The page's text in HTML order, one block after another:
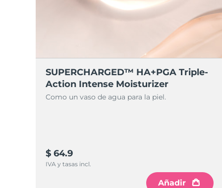
SUPERCHARGED™ HA+PGA Triple-
Action Intense Moisturizer
Como un vaso de agua para la piel.
$ 64.9
IVA y tasas incl.
Añadir